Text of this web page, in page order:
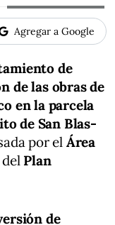
Agregar a Google
de
de las obras de
en la parcela
de San Blas-
por el Área
Plan
de